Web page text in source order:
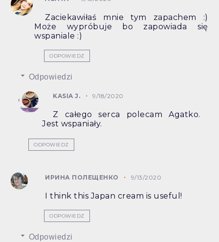
Zaciekawiłaś mnie tym zapachem :)
Może wypróbuje bo zapowiada się
wspaniale :)
ODPOWIEDZ
Odpowiedzi
KASIA J. 9/18/2020
Z całego serca polecam Agatko.
Jest wspaniały.
ODPOWIEDZ
ИРИНА ПОЛЕЩЕНКО 9/13/2020
I think this Japan cream is useful!
ODPOWIEDZ
Odpowiedzi